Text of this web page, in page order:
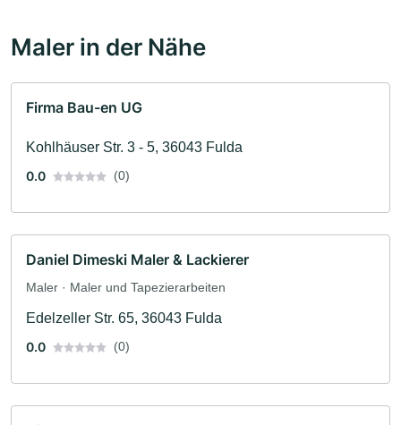
Maler in der Nähe
Firma Bau-en UG
Kohlhäuser Str. 3 - 5, 36043 Fulda
0.0
(0)
Daniel Dimeski Maler & Lackierer
Maler · Maler und Tapezierarbeiten
Edelzeller Str. 65, 36043 Fulda
0.0
(0)